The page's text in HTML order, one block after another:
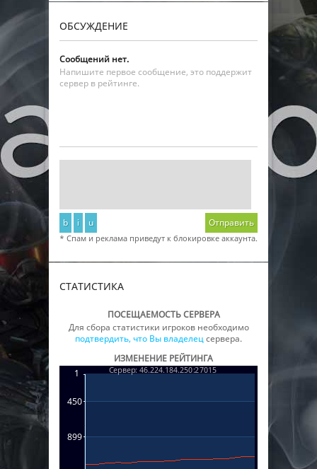
ОБСУЖДЕНИЕ
Сообщений нет.
Напишите первое сообщение, это поддержит
сервер в рейтинге.
b i u Отправить
* Спам и реклама приведут к блокировке аккаунта.
СТАТИСТИКА
ПОСЕЩАЕМОСТЬ СЕРВЕРА
Для сбора статистики игроков необходимо
подтвердить, что Вы владелецсервера.
ИЗМЕНЕНИЕ РЕЙТИНГА